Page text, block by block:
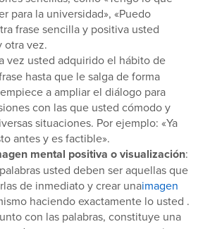
para la universidad», «Puedo
frase sencilla y positiva usted
otra vez.
vez usted adquirido el hábito de
hasta que le salga de forma
a ampliar el diálogo para
con las que usted cómodo y
situaciones. Por ejemplo: «Ya
antes y es factible».
mental positiva o visualización:
usted deben ser aquellas que
de inmediato y crear unaimagen
haciendo exactamente lo usted .
con las palabras, constituye una